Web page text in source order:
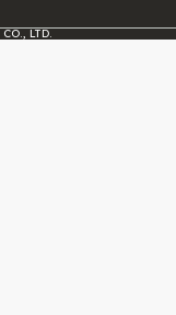
LTD.